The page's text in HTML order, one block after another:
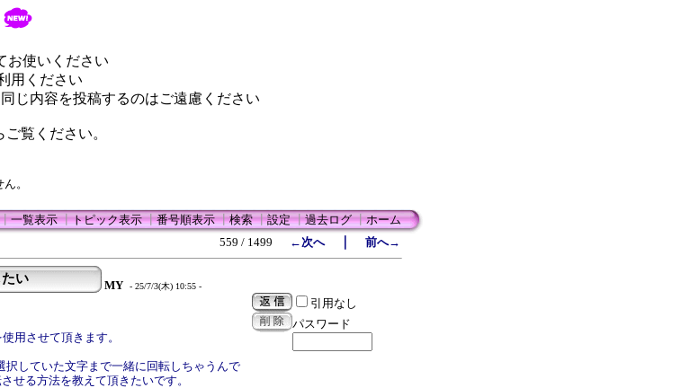
お使いください
用ください
じ内容を投稿するのはご遠慮ください
ご覧ください。
。
一覧表示┃トピック表示┃番号順表示┃検索┃設定┃過去ログ┃ホーム
559 / 1499
←次へ｜ 前へ→
い MY - 25/7/3(木) 10:55 -
用させて頂きます。
択していた文字まで一緒に回転しちゃうんで
せる方法を教えて頂きたいです。
引用なし
パスワード